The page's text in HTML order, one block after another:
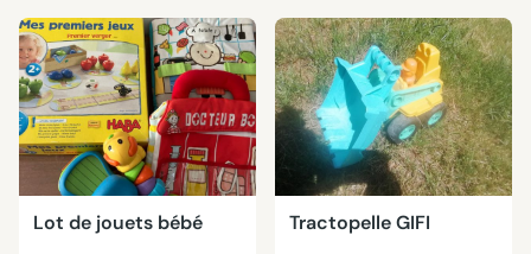
Lot de jouets bébé Tractopelle GIFI